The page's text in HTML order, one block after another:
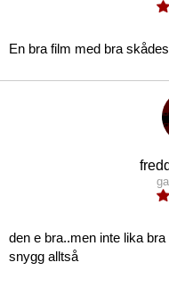
En bra film med bra
den e bra..men inte lika
snygg alltså